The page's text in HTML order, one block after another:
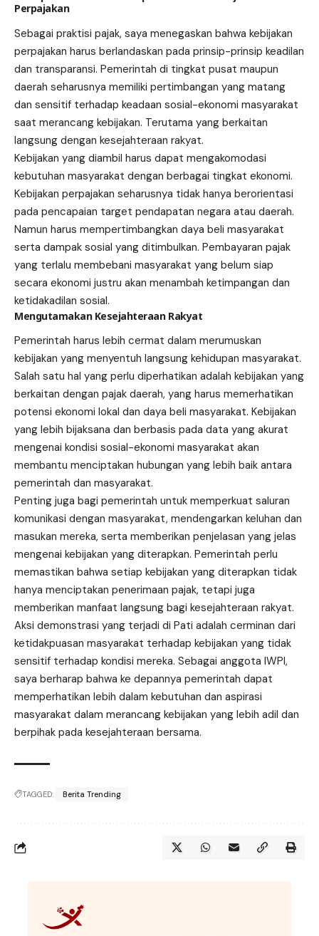
Perpajakan
Sebagai praktisi pajak, saya menegaskan bahwa kebijakan
perpajakan harus berlandaskan pada prinsip-prinsip keadilan
dan transparansi. Pemerintah di tingkat pusat maupun
daerah seharusnya memiliki pertimbangan yang matang
dan sensitif terhadap keadaan sosial-ekonomi masyarakat
saat merancang kebijakan. Terutama yang berkaitan
langsung dengan kesejahteraan rakyat.
Kebijakan yang diambil harus dapat mengakomodasi
kebutuhan masyarakat dengan berbagai tingkat ekonomi.
Kebijakan perpajakan seharusnya tidak hanya berorientasi
pada pencapaian target pendapatan negara atau daerah.
Namun harus mempertimbangkan daya beli masyarakat
serta dampak sosial yang ditimbulkan. Pembayaran pajak
yang terlalu membebani masyarakat yang belum siap
secara ekonomi justru akan menambah ketimpangan dan
ketidakadilan sosial.
Mengutamakan Kesejahteraan Rakyat
Pemerintah harus lebih cermat dalam merumuskan
kebijakan yang menyentuh langsung kehidupan masyarakat.
Salah satu hal yang perlu diperhatikan adalah kebijakan yang
berkaitan dengan pajak daerah, yang harus memerhatikan
potensi ekonomi lokal dan daya beli masyarakat. Kebijakan
yang lebih bijaksana dan berbasis pada data yang akurat
mengenai kondisi sosial-ekonomi masyarakat akan
membantu menciptakan hubungan yang lebih baik antara
pemerintah dan masyarakat.
Penting juga bagi pemerintah untuk memperkuat saluran
komunikasi dengan masyarakat, mendengarkan keluhan dan
masukan mereka, serta memberikan penjelasan yang jelas
mengenai kebijakan yang diterapkan. Pemerintah perlu
memastikan bahwa setiap kebijakan yang diterapkan tidak
hanya menciptakan penerimaan pajak, tetapi juga
memberikan manfaat langsung bagi kesejahteraan rakyat.
Aksi demonstrasi yang terjadi di Pati adalah cerminan dari
ketidakpuasan masyarakat terhadap kebijakan yang tidak
sensitif terhadap kondisi mereka. Sebagai anggota IWPI,
saya berharap bahwa ke depannya pemerintah dapat
memperhatikan lebih dalam kebutuhan dan aspirasi
masyarakat dalam merancang kebijakan yang lebih adil dan
berpihak pada kesejahteraan bersama.
TAGGED: Berita Trending